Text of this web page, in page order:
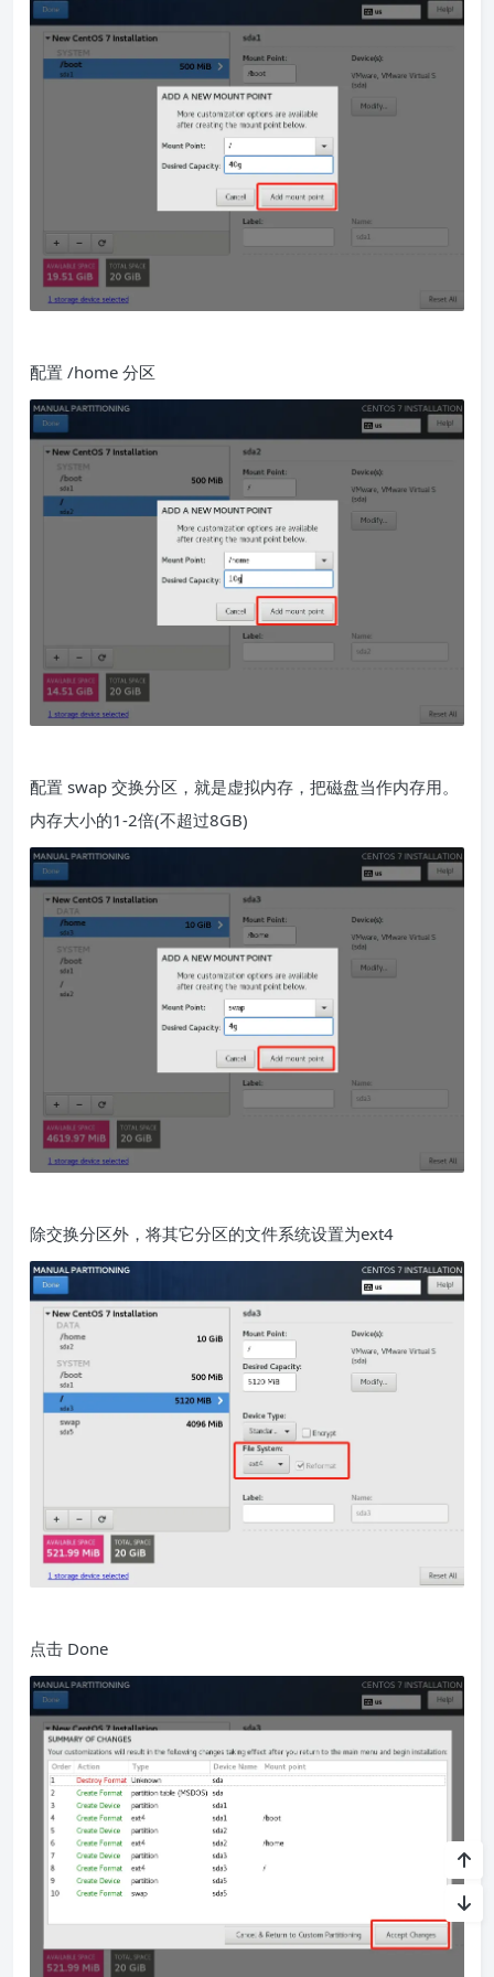
配置 /home 分区
配置 swap 交换分区，就是虚拟内存，把磁盘当作内存用。
内存大小的1-2倍(不超过8GB)
除交换分区外，将其它分区的文件系统设置为ext4
点击 Done